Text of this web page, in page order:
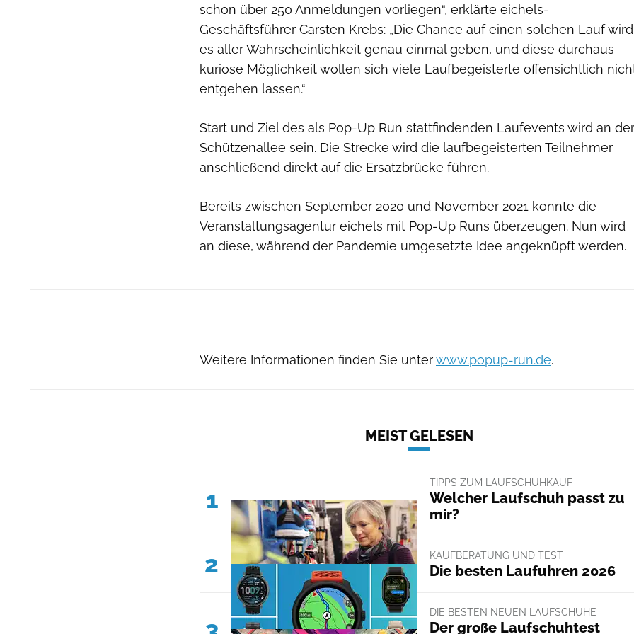
schon über 250 Anmeldungen vorliegen“, erklärte eichels-
Geschäftsführer Carsten Krebs: „Die Chance auf einen solchen Lauf wird
es aller Wahrscheinlichkeit genau einmal geben, und diese durchaus
kuriose Möglichkeit wollen sich viele Laufbegeisterte offensichtlich
entgehen lassen.“
Start und Ziel des als Pop-Up Run stattfindenden Laufevents wird an der
Schützenallee sein. Die Strecke wird die laufbegeisterten Teilnehmer
anschließend direkt auf die Ersatzbrücke führen.
Bereits zwischen September 2020 und November 2021 konnte die
Veranstaltungsagentur eichels mit Pop-Up Runs überzeugen. Nun wird
an diese, während der Pandemie umgesetzte Idee angeknüpft werden.
Weitere Informationen finden Sie unterwww.popup-run.de.
MEIST GELESEN
1
TIPPS ZUM LAUFSCHUHKAUF
Welcher Laufschuh passt zu
mir?
2 KAUFBERATUNG UND TEST
Die besten Laufuhren 2026
DIE BESTEN NEUEN LAUFSCHUHE
Der große Laufschuhtest